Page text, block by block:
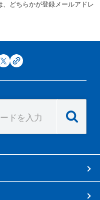
どちらかが登録メールアドレ
x copy